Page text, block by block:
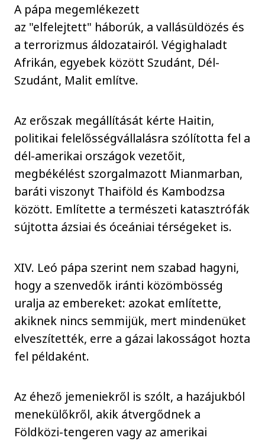
A pápa megemlékezett
az "elfelejtett" háborúk, a vallásüldözés és
a terrorizmus áldozatairól. Végighaladt
Afrikán, egyebek között Szudánt, Dél-
Szudánt, Malit említve.
Az erőszak megállítását kérte Haitin,
politikai felelősségvállalásra szólította fel a
dél-amerikai országok vezetőit,
megbékélést szorgalmazott Mianmarban,
baráti viszonyt Thaiföld és Kambodzsa
között. Említette a természeti katasztrófák
sújtotta ázsiai és óceániai térségeket is.
XIV. Leó pápa szerint nem szabad hagyni,
hogy a szenvedők iránti közömbösség
uralja az embereket: azokat említette,
akiknek nincs semmijük, mert mindenüket
elveszítették, erre a gázai lakosságot hozta
fel példaként.
Az éhező jemeniekről is szólt, a hazájukból
menekülőkről, akik átvergődnek a
Földközi-tengeren vagy az amerikai